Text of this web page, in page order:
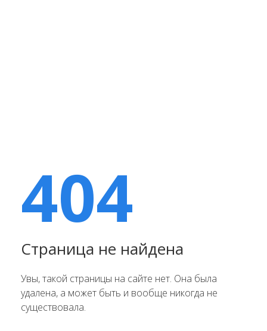
404
Страница не найдена
Увы, такой страницы на сайте нет. Она была
удалена, а может быть и вообще никогда не
существовала.